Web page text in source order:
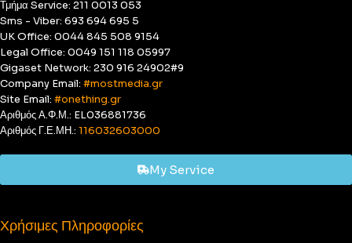
Τμήμα Service: 211 0013 053
Sms - Viber: 693 694 695 5
UK Office: 0044 845 508 9154
Legal Office: 0049 151 118 05997
Gigaset Network: 230 916 24902#9
Company Email: #mostmedia.gr
Site Email: #onething.gr
Αριθμός Α.Φ.Μ.: EL036881736
Αριθμός Γ.Ε.ΜΗ.: 116032603000
My Service
Χρήσιμες Πληροφορίες